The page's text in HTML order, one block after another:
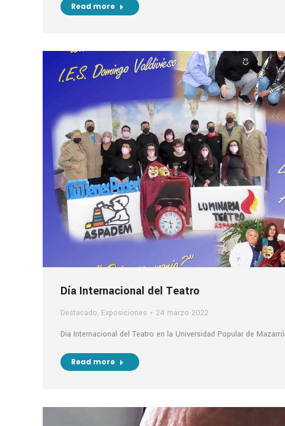
Read more
Día Internacional del Teatro
Destacado, Exposiciones
24 marzo 2022
Día Internacional del Teatro en la Universidad Popular de
Read more